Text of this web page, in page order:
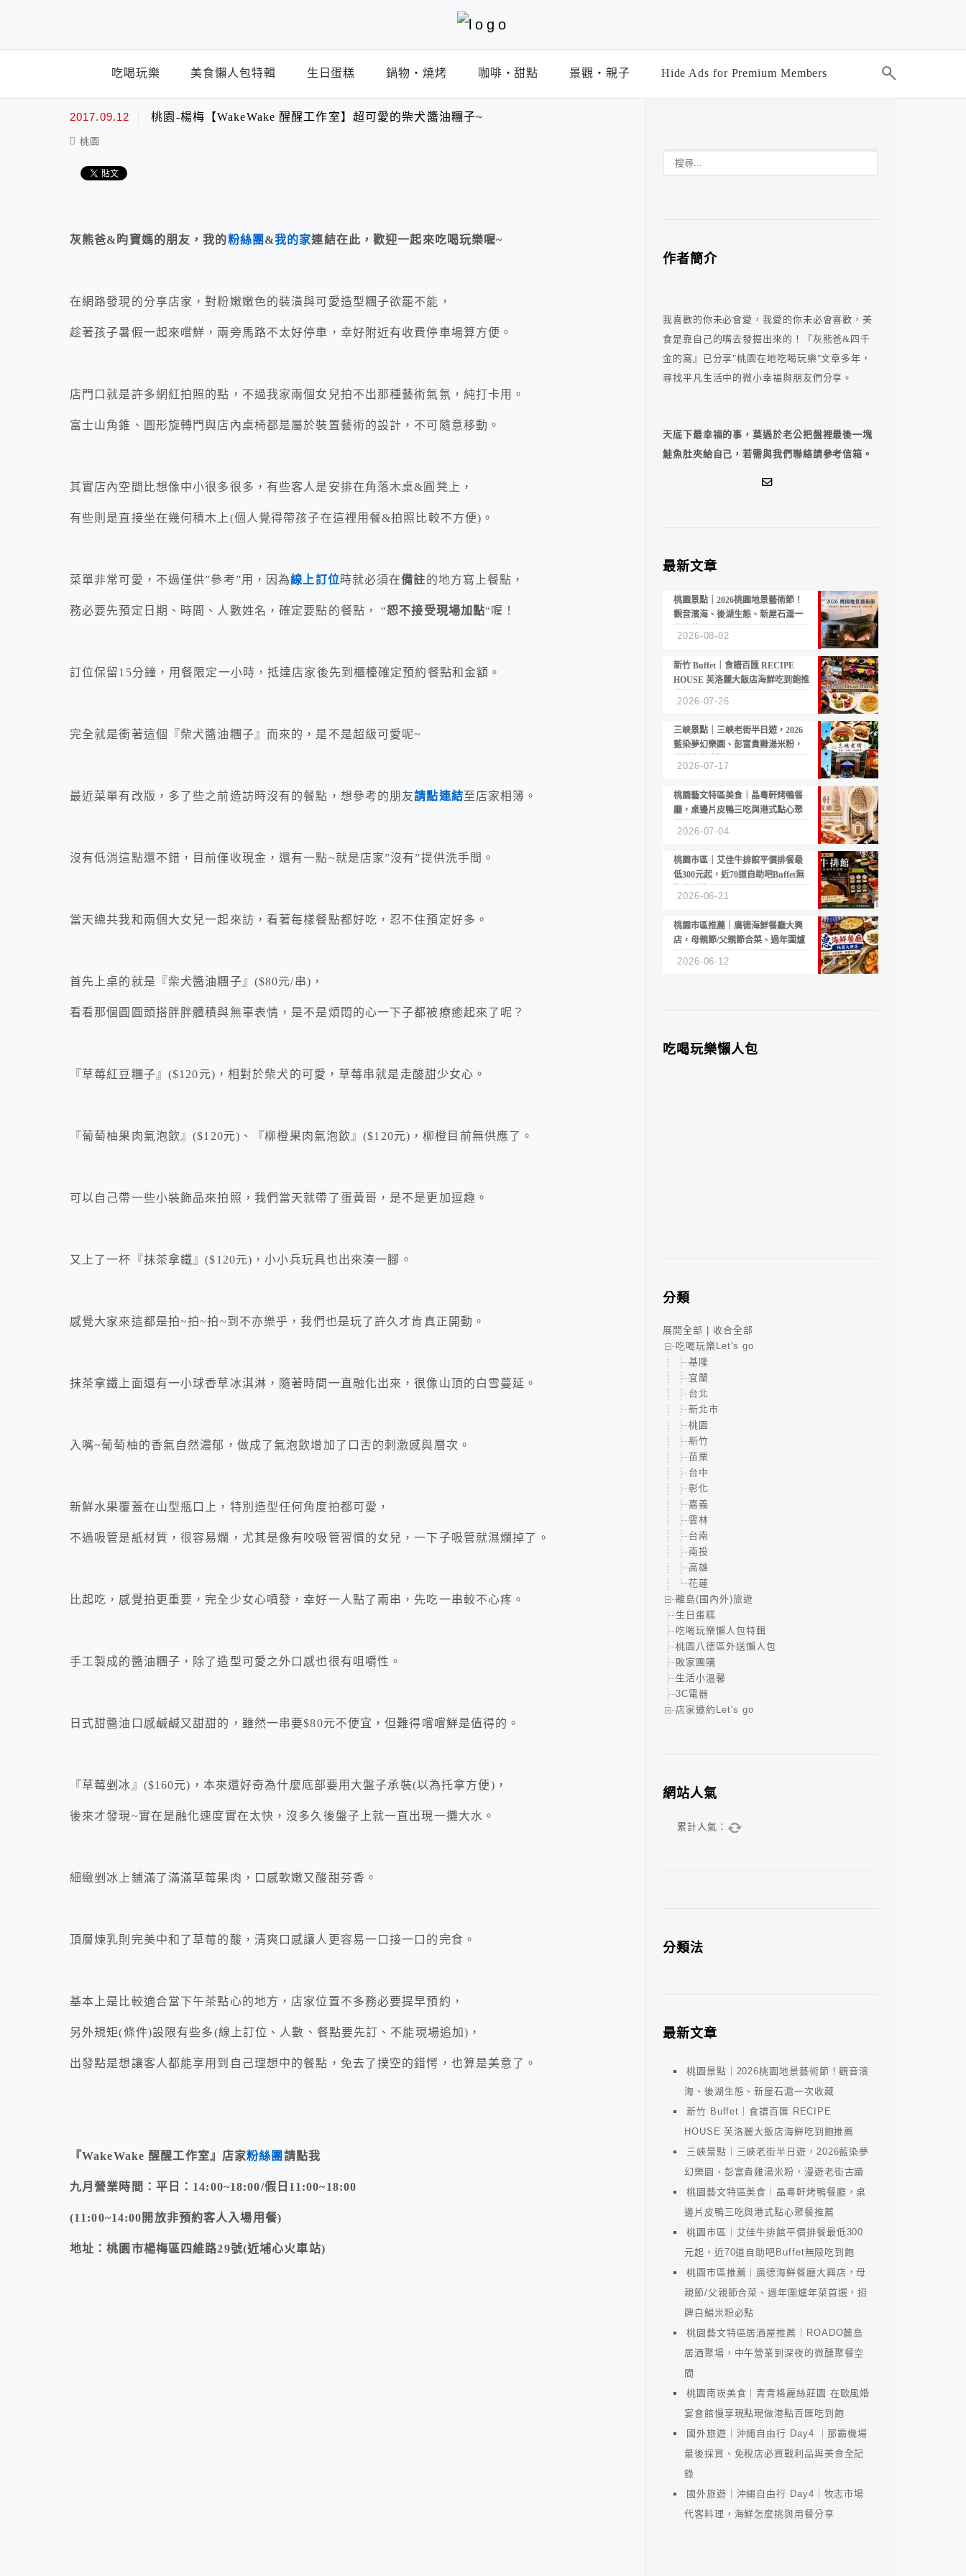
吃喝玩樂 美食懶人包特輯 生日蛋糕 鍋物‧燒烤 咖啡‧甜點 景觀‧親子 Hide Ads for Premium Members
2017.09.12 桃園-楊梅【WakeWake 醒醒工作室】超可愛的柴犬醬油糰子~
桃園
灰熊爸&昀寶媽的朋友，我的粉絲團 &我的家連結在此，歡迎一起來吃喝玩樂喔~
在網路發現的分享店家，對粉嫩嫩色的裝潢與可愛造型糰子欲罷不能，
趁著孩子暑假一起來嚐鮮，兩旁馬路不太好停車，幸好附近有收費停車場算方便。
店門口就是許多網紅拍照的點，不過我家兩個女兒拍不出那種藝術氣氛，純打卡用。
富士山角錐、圓形旋轉門與店內桌椅都是屬於裝置藝術的設計，不可隨意移動。
其實店內空間比想像中小很多很多，有些客人是安排在角落木桌&圓凳上，
有些則是直接坐在幾何積木上(個人覺得帶孩子在這裡用餐&拍照比較不方便)。
菜單非常可愛，不過僅供”參考”用，因為線上訂位時就必須在備註的地方寫上餐點，
務必要先預定日期、時間、人數姓名，確定要點的餐點， “恕不接受現場加點“喔！
訂位保留15分鐘，用餐限定一小時，抵達店家後先到櫃檯確定預約餐點和金額。
完全就是衝著這個『柴犬醬油糰子』而來的，是不是超級可愛呢~
最近菜單有改版，多了些之前造訪時沒有的餐點，想參考的朋友請點連結至店家相簿。
沒有低消這點還不錯，目前僅收現金，還有一點~就是店家”沒有”提供洗手間。
當天總共我和兩個大女兒一起來訪，看著每樣餐點都好吃，忍不住預定好多。
首先上桌的就是『柴犬醬油糰子』($80元/串)，
看看那個圓圓頭搭胖胖體積與無辜表情，是不是煩悶的心一下子都被療癒起來了呢？
『草莓紅豆糰子』($120元)，相對於柴犬的可愛，草莓串就是走酸甜少女心。
『葡萄柚果肉氣泡飲』($120元)、『柳橙果肉氣泡飲』($120元)，柳橙目前無供應了。
可以自己帶一些小裝飾品來拍照，我們當天就帶了蛋黃哥，是不是更加逗趣。
又上了一杯『抹茶拿鐵』($120元)，小小兵玩具也出來湊一腳。
感覺大家來這都是拍~拍~拍~到不亦樂乎，我們也是玩了許久才肯真正開動。
抹茶拿鐵上面還有一小球香草冰淇淋，隨著時間一直融化出來，很像山頂的白雪蔓延。
入嘴~葡萄柚的香氣自然濃郁，做成了氣泡飲增加了口舌的刺激感與層次。
新鮮水果覆蓋在山型瓶口上，特別造型任何角度拍都可愛，
不過吸管是紙材質，很容易爛，尤其是像有咬吸管習慣的女兒，一下子吸管就濕爛掉了。
比起吃，感覺拍更重要，完全少女心噴發，幸好一人點了兩串，先吃一串較不心疼。
手工製成的醬油糰子，除了造型可愛之外口感也很有咀嚼性。
日式甜醬油口感鹹鹹又甜甜的，雖然一串要$80元不便宜，但難得嚐嚐鮮是值得的。
『草莓剉冰』($160元)，本來還好奇為什麼底部要用大盤子承裝(以為托拿方便)，
後來才發現~實在是融化速度實在太快，沒多久後盤子上就一直出現一攤大水。
細緻剉冰上鋪滿了滿滿草莓果肉，口感軟嫩又酸甜芬香。
頂層煉乳則完美中和了草莓的酸，清爽口感讓人更容易一口接一口的完食。
基本上是比較適合當下午茶點心的地方，店家位置不多務必要提早預約，
另外規矩(條件)設限有些多(線上訂位、人數、餐點要先訂、不能現場追加)，
出發點是想讓客人都能享用到自己理想中的餐點，免去了撲空的錯愕，也算是美意了。
『WakeWake 醒醒工作室』店家粉絲團 請點我
九月營業時間：平日：14:00~18:00/假日11:00~18:00
(11:00~14:00開放非預約客人入場用餐)
地址：桃園市楊梅區四維路29號(近埔心火車站)
作者簡介
我喜歡的你未必會愛，我愛的你未必會喜歡，美
食是靠自己的嘴去發掘出來的！『灰熊爸&四千
金的窩』已分享"桃園在地吃喝玩樂"文章多年，
尋找平凡生活中的微小幸福與朋友們分享。
天底下最幸福的事，莫過於老公把盤裡最後一塊
鮭魚肚夾給自己，若需與我們聯絡請參考信箱。
最新文章
桃園景點｜2026桃園地景藝術節！
觀音濱海、後湖生態、新屋石滬一
2026-08-02
新竹 Buffet｜食譜百匯 RECIPE
HOUSE 芙洛麗大飯店海鮮吃到飽推
2026-07-26
三峽景點｜三峽老街半日遊，2026
藍染夢幻樂園、彭富貴雞湯米粉，
2026-07-17
桃園藝文特區美食｜晶粵軒烤鴨餐
廳，桌邊片皮鴨三吃與港式點心聚
2026-07-04
桃園市區｜艾佳牛排館平價排餐最
低300元起，近70道自助吧Buffet無
2026-06-21
桃園市區推薦｜廣德海鮮餐廳大興
店，母親節/父親節合菜、過年圍爐
2026-06-12
吃喝玩樂懶人包
分類
展開全部
收合全部
吃喝玩樂Let's go
基隆
宜蘭
台北
新北市
桃園
新竹
苗栗
台中
彰化
嘉義
雲林
台南
南投
高雄
花蓮
離島(國內外)旅遊
生日蛋糕
吃喝玩樂懶人包特輯
桃園八德區外送懶人包
敗家團購
生活小溫馨
3C電器
店家邀約Let's go
網站人氣
累計人氣：
分類法
最新文章
桃園景點｜2026桃園地景藝術節！觀音濱
海、後湖生態、新屋石滬一次收藏
新竹 Buffet｜食譜百匯 RECIPE
HOUSE 芙洛麗大飯店海鮮吃到飽推薦
三峽景點｜三峽老街半日遊，2026藍染夢
幻樂園、彭富貴雞湯米粉，漫遊老街古蹟
桃園藝文特區美食｜晶粵軒烤鴨餐廳，桌
邊片皮鴨三吃與港式點心聚餐推薦
桃園市區｜艾佳牛排館平價排餐最低300
元起，近70道自助吧Buffet無限吃到飽
桃園市區推薦｜廣德海鮮餐廳大興店，母
親節/父親節合菜、過年圍爐年菜首選，招
牌白鯧米粉必點
桃園藝文特區居酒屋推薦｜ROADO麓島
居酒聚場，中午營業到深夜的微醺聚餐空
間
桃園南崁美食｜青青格麗絲莊園 在歐風婚
宴會館慢享現點現做港點百匯吃到飽
國外旅遊｜沖繩自由行 Day4 ｜那霸機場
最後採買、免稅店必買戰利品與美食全記
錄
國外旅遊｜沖繩自由行 Day4｜牧志市場
代客料理，海鮮怎麼挑與用餐分享